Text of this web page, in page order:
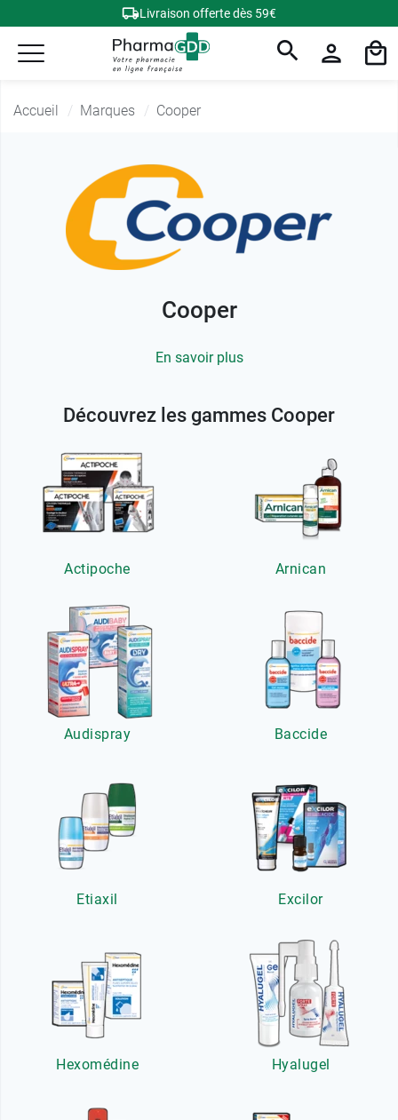
Livraison offerte dès 59€
Accueil Marques Cooper
Cooper
En savoir plus
Découvrez les gammes Cooper
Actipoche Arnican
Audispray Baccide
Etiaxil Excilor
Hexomédine Hyalugel